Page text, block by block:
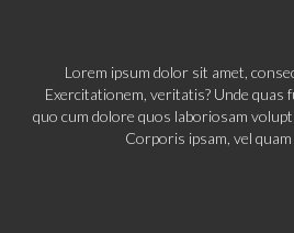
Lorem ipsum dolor sit amet,
Exercitationem, veritatis? Unde quas
quo cum dolore quos laboriosam
Corporis ipsam, vel